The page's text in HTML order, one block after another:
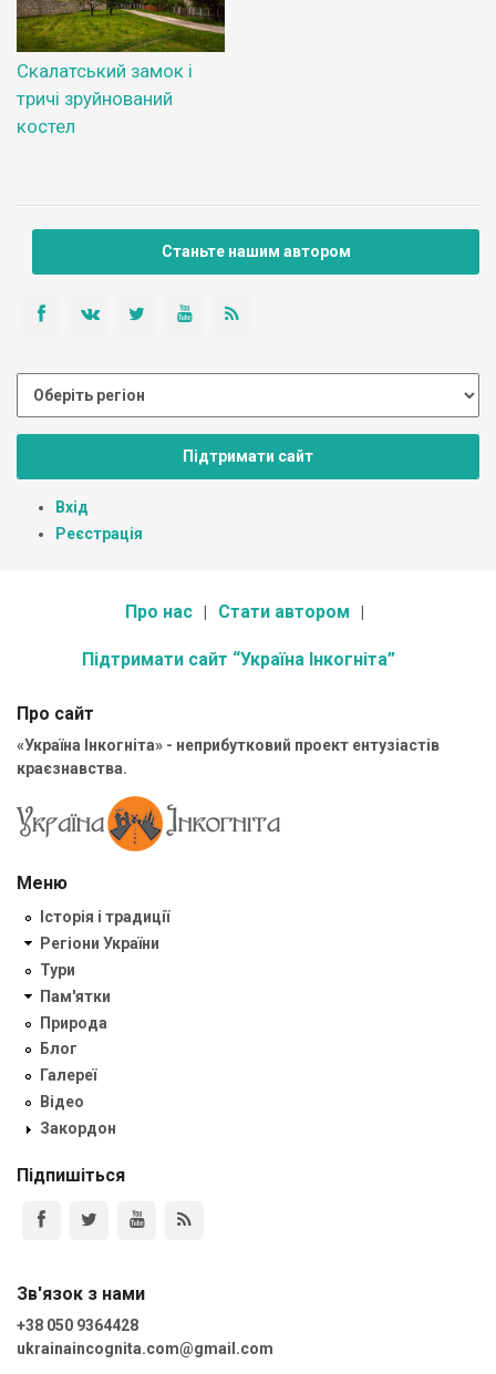
Скалатський замок і
тричі зруйнований
костел
Станьте нашим автором
Підтримати сайт
Вхід
Реєстрація
Про нас Стати автором
Підтримати сайт “Україна Інкогніта”
Про сайт
«Україна Інкогніта» - неприбутковий проект ентузіастів
краєзнавства.
Меню
Історія і традиції
Регіони України
Тури
Пам'ятки
Природа
Блог
Галереї
Відео
Закордон
Підпишіться
Зв'язок з нами
+38 050 9364428
ukrainaincognita.com@gmail.com